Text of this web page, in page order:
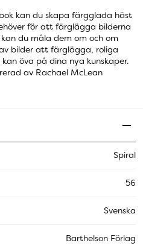
kan du skapa färgglada häst
för att färglägga bilderna
du måla dem om och om
bilder att färglägga, roliga
öva på dina nya kunskaper.
av Rachael McLean
Spiral
56
Svenska
Barthelson Förlag